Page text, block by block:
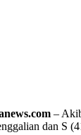
–
dan S